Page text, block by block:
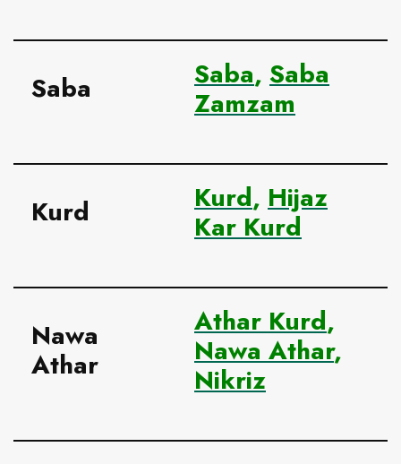
Saba Saba, Saba
Zamzam
Kurd Kurd, Hijaz
Kar Kurd
Nawa
Athar
Athar Kurd,
Nawa Athar,
Nikriz